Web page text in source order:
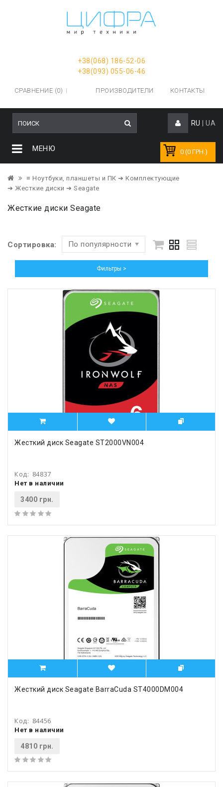
+38(068) 186-52-06
+38(093) 055-06-46
СРАВНЕНИЕ (0) ПРОИЗВОДИТЕЛИ КОНТАКТЫ
RU UA
0 (0 ГРН.)
МЕНЮ
≡ Ноутбуки, планшеты и ПК ➔ Комплектующие
➔ Жесткие диски ➔ Seagate
Жесткие диски Seagate
Сортировка: По популярности
Фильтры >
Жесткий диск Seagate ST2000VN004
Код: 84837
Нет в наличии
3400 грн.
Жесткий диск Seagate BarraCuda ST4000DM004
Код: 84456
Нет в наличии
4810 грн.